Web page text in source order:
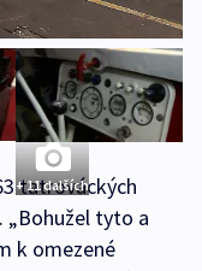
+ 11 dalších
tatrováckých
„Bohužel tyto a
k omezené